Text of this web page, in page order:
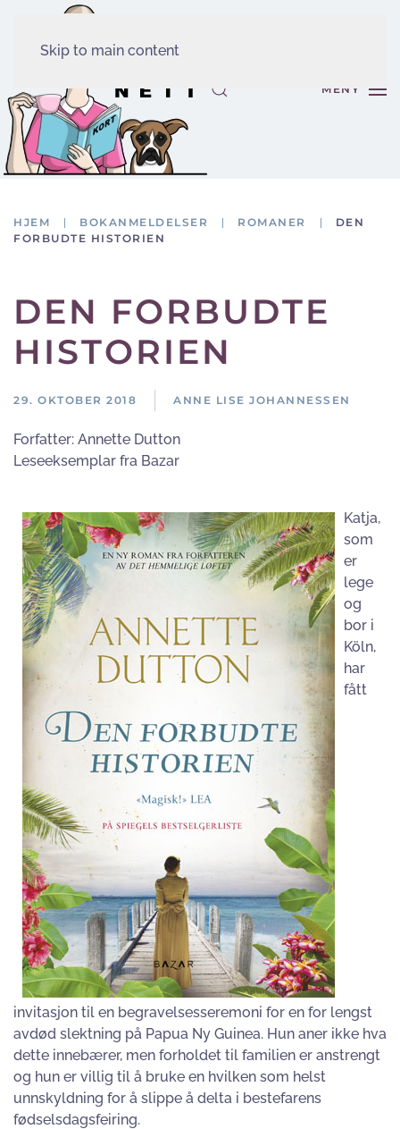
Skip to main content
MENY
HJEM BOKANMELDELSER ROMANER
DEN
FORBUDTE HISTORIEN
DEN FORBUDTE
HISTORIEN
29. OKTOBER 2018 ANNE LISE JOHANNESSEN
Forfatter: Annette Dutton
Leseeksemplar fra Bazar
Katja,
som
er
lege
og
bor i
Köln,
har
fått
invitasjon til en begravelsesseremoni for en for lengst
avdød slektning på Papua Ny Guinea. Hun aner ikke hva
dette innebærer, men forholdet til familien er anstrengt
og hun er villig til å bruke en hvilken som helst
unnskyldning for å slippe å delta i bestefarens
fødselsdagsfeiring.